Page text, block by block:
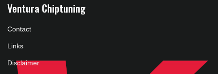
Ventura Chiptuning
Contact
Links
Disclaimer